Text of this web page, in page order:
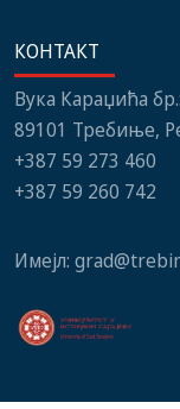
КОНТАКТ
Вука Караџића
89101 Требиње,
+387 59 273 460
+387 59 260 742
Имејл: